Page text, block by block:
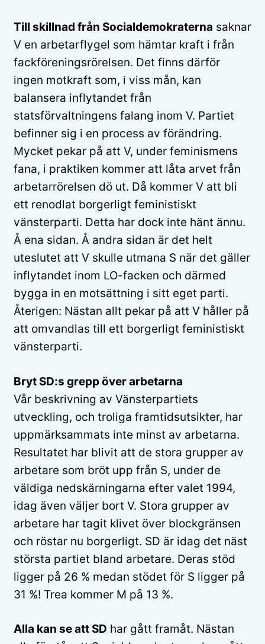
Till skillnad från Socialdemokraterna saknar
V en arbetarflygel som hämtar kraft i från
fackföreningsrörelsen. Det finns därför
ingen motkraft som, i viss mån, kan
balansera inflytandet från
statsförvaltningens falang inom V. Partiet
befinner sig i en process av förändring.
Mycket pekar på att V, under feminismens
fana, i praktiken kommer att låta arvet från
arbetarrörelsen dö ut. Då kommer V att bli
ett renodlat borgerligt feministiskt
vänsterparti. Detta har dock inte hänt ännu.
Å ena sidan. Å andra sidan är det helt
uteslutet att V skulle utmana S när det gäller
inflytandet inom LO-facken och därmed
bygga in en motsättning i sitt eget parti.
Återigen: Nästan allt pekar på att V håller på
att omvandlas till ett borgerligt feministiskt
vänsterparti.
Bryt SD:s grepp över arbetarna
Vår beskrivning av Vänsterpartiets
utveckling, och troliga framtidsutsikter, har
uppmärksammats inte minst av arbetarna.
Resultatet har blivit att de stora grupper av
arbetare som bröt upp från S, under de
väldiga nedskärningarna efter valet 1994,
idag även väljer bort V. Stora grupper av
arbetare har tagit klivet över blockgränsen
och röstar nu borgerligt. SD är idag det näst
största partiet bland arbetare. Deras stöd
ligger på 26 % medan stödet för S ligger på
31 %! Trea kommer M på 13 %.
Alla kan se att SD har gått framåt. Nästan